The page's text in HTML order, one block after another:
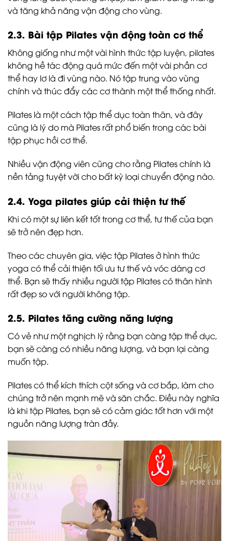
và tăng khả năng vận động cho vùng.
2.3. Bài tập Pilates vận động toàn cơ thể
Không giống như một vài hình thức tập luyện, pilates
không hề tác động quá mức đến một vài phần cơ
thể hay lơ là đi vùng nào. Nó tập trung vào vùng
chính và thúc đẩy các cơ thành một thể thống nhất.
Pilates là một cách tập thể dục toàn thân, và đây
cũng là lý do mà Pilates rất phổ biến trong các bài
tập phục hồi cơ thể.
Nhiều vận động viên cũng cho rằng Pilates chính là
nền tảng tuyệt vời cho bất kỳ loại chuyển động nào.
2.4. Yoga pilates giúp cải thiện tư thế
Khi có một sự liên kết tốt trong cơ thể, tư thế của bạn
sẽ trở nên đẹp hơn.
Theo các chuyên gia, việc tập Pilates ở hình thức
yoga có thể cải thiện tối ưu tư thế và vóc dáng cơ
thể. Bạn sẽ thấy nhiều người tập Pilates có thân hình
rất đẹp so với người không tập.
2.5. Pilates tăng cường năng lượng
Có vẻ như một nghịch lý rằng bạn càng tập thể dục,
bạn sẽ càng có nhiều năng lượng, và bạn lại càng
muốn tập.
Pilates có thể kích thích cột sống và cơ bắp, làm cho
chúng trở nên mạnh mẽ và săn chắc. Điều này nghĩa
là khi tập Pilates, bạn sẽ có cảm giác tốt hơn với một
nguồn năng lượng tràn đầy.